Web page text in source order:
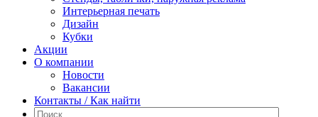
Интерьерная печать
Дизайн
Кубки
Акции
О компании
Новости
Вакансии
Контакты / Как найти